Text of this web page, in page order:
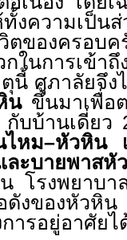
งความเป็น
ตของครอบ
ในการเข้า
ตุนี้ ศุภาลัยจึ
นขึ้นมาเพื่อ
บบ้านเดี่ยว
หม–หัวหิน
ะบายพาสหั
โรงพยาบ
อดังของหัว
ารอยู่อาศัย